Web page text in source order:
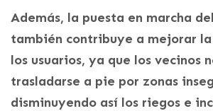
Además, la puesta en marcha
también contribuye a mejorar
los usuarios, ya que los vecinos
trasladarse a pie por zonas
disminuyendo así los riegos e